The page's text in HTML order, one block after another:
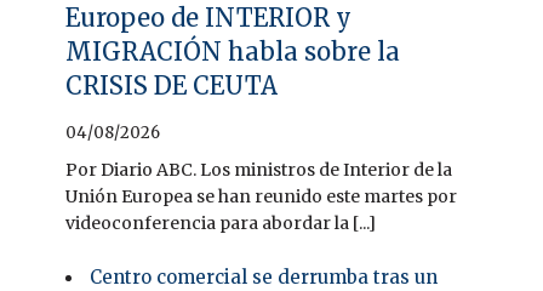
Europeo de INTERIOR y
MIGRACIÓN habla sobre la
CRISIS DE CEUTA
04/08/2026
Por Diario ABC. Los ministros de Interior de la
Unión Europea se han reunido este martes por
videoconferencia para abordar la [...]
Centro comercial se derrumba tras un